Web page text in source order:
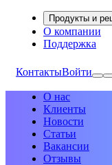
Продукты и
О компании
Поддержка
КонтактыВойти
О нас
Клиенты
Новости
Статьи
Вакансии
Отзывы